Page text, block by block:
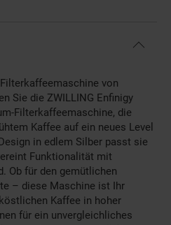
von
Sie die ZWILLING Enfinigy
Filterkaffeemaschine, die
Kaffee auf ein neues Level
in edlem Silber passt sie
Funktionalität mit
Ob für den gemütlichen
– diese Maschine ist Ihr
Kaffee in hoher
für ein unvergleichliches